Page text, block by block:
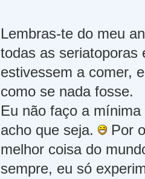
Lembras-te do meu
todas as seriatoporas
estivessem a comer,
como se nada fosse.
Eu não faço a
acho que seja.
Por
melhor coisa do
sempre, eu só